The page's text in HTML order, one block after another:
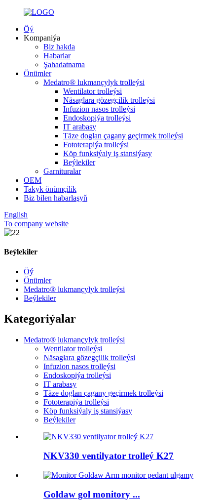
Öý
Kompaniýa
Biz hakda
Habarlar
Şahadatnama
Önümler
Medatro® lukmançylyk trolleýsi
Wentilator trolleýsi
Näsaglara gözegçilik trolleýsi
Infuzion nasos trolleýsi
Endoskopiýa trolleýsi
IT arabasy
Täze doglan çagany geçirmek trolleýsi
Fototerapiýa trolleýsi
Köp funksiýaly iş stansiýasy
Beýlekiler
Garnituralar
OEM
Takyk önümçilik
Biz bilen habarlaşyň
English
To company website
Beýlekiler
Öý
Önümler
Medatro® lukmançylyk trolleýsi
Beýlekiler
Kategoriýalar
Medatro® lukmançylyk trolleýsi
Wentilator trolleýsi
Näsaglara gözegçilik trolleýsi
Infuzion nasos trolleýsi
Endoskopiýa trolleýsi
IT arabasy
Täze doglan çagany geçirmek trolleýsi
Fototerapiýa trolleýsi
Köp funksiýaly iş stansiýasy
Beýlekiler
NKV330 ventilyator trolleý K27
Goldaw gol monitory ...